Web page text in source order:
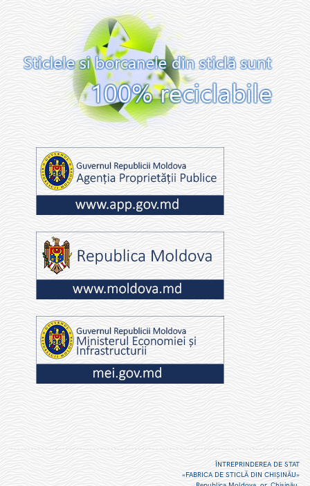
ÎNTREPRINDEREA DE STAT
«FABRICA DE STICLĂ DIN CHIŞINĂU»